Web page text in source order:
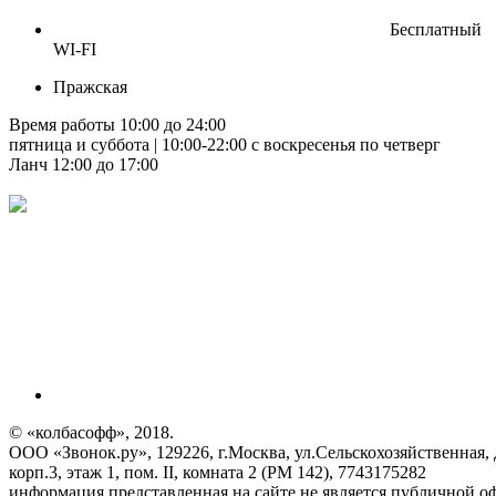
Бесплатный
WI-FI
Пражская
Время работы 10:00 до 24:00
пятница и суббота | 10:00-22:00 с воскресенья по четверг
Ланч 12:00 до 17:00
© «колбасофф», 2018.
ООО «Звонок.ру», 129226, г.Москва, ул.Сельскохозяйственная,
корп.3, этаж 1, пом. II, комната 2 (РМ 142), 7743175282
информация представленная на сайте не является публичной